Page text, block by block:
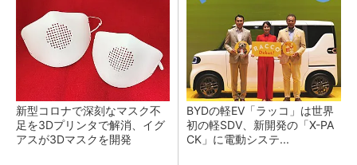
新型コロナで深刻なマスク不
足を3Dプリンタで解消、イグ
アスが3Dマスクを開発
BYDの軽EV「ラッコ」は世界
初の軽SDV、新開発の「X-PA
CK」に電動システ...